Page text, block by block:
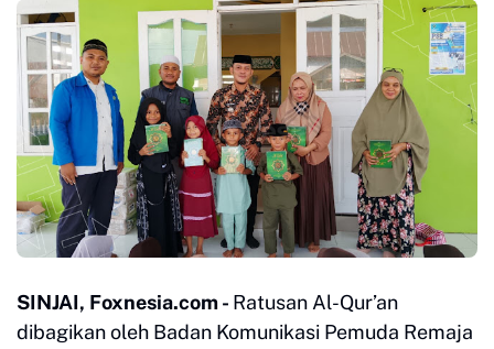
SINJAI, Foxnesia.com - Ratusan Al-Qur’an
dibagikan oleh Badan Komunikasi Pemuda Remaja